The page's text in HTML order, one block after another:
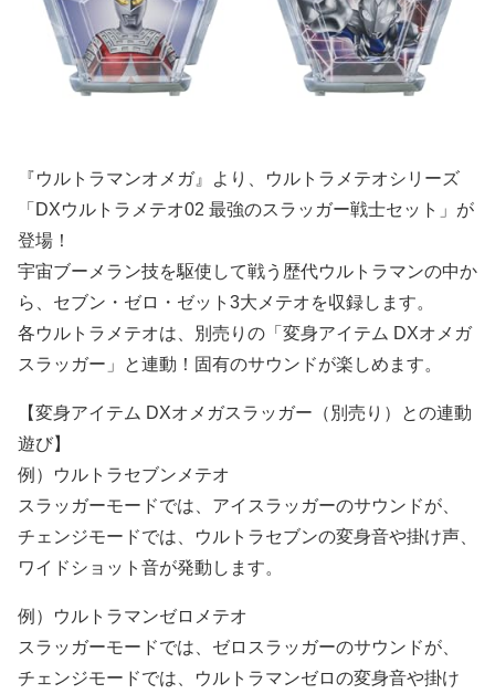
『ウルトラマンオメガ』より、ウルトラメテオシリーズ
「DXウルトラメテオ02 最強のスラッガー戦士セット」が
登場！
宇宙ブーメラン技を駆使して戦う歴代ウルトラマンの中か
ら、セブン・ゼロ・ゼット3大メテオを収録します。
各ウルトラメテオは、別売りの「変身アイテム DXオメガ
スラッガー」と連動！固有のサウンドが楽しめます。
【変身アイテム DXオメガスラッガー（別売り）との連動
遊び】
例）ウルトラセブンメテオ
スラッガーモードでは、アイスラッガーのサウンドが、
チェンジモードでは、ウルトラセブンの変身音や掛け声、
ワイドショット音が発動します。
例）ウルトラマンゼロメテオ
スラッガーモードでは、ゼロスラッガーのサウンドが、
チェンジモードでは、ウルトラマンゼロの変身音や掛け